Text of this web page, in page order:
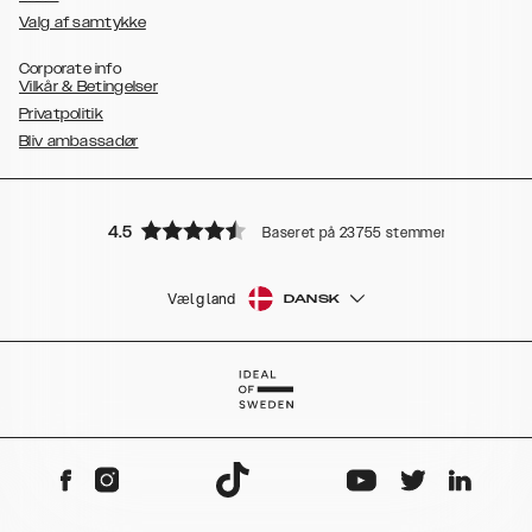
Valg af samtykke
Corporate info
Vilkår & Betingelser
Privatpolitik
Bliv ambassadør
4.5 Baseret på 23755 stemmer
Vælg land DANSK